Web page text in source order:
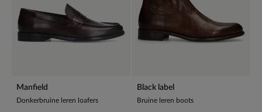
Manfield
Donkerbruine leren loafers
Black label
Bruine leren boots